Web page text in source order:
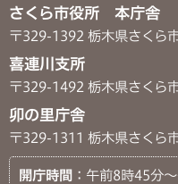
さくら市役所 本庁舎
〒329-1392 栃木県さくら
喜連川支所
〒329-1492 栃木県さくら
卯の里庁舎
〒329-1311 栃木県さくら
開庁時間 ：午前8時45分